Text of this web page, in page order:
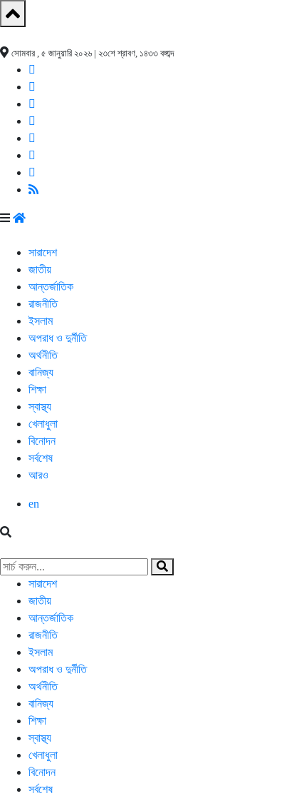
সোমবার , ৫ জানুয়ারি ২০২৬ | ২৩শে শ্রাবণ, ১৪৩৩ বঙ্গাব্দ
সারাদেশ
জাতীয়
আন্তর্জাতিক
রাজনীতি
ইসলাম
অপরাধ ও দুর্নীতি
অর্থনীতি
বানিজ্য
শিক্ষা
স্বাস্থ্য
খেলাধুলা
বিনোদন
সর্বশেষ
আরও
en
সারাদেশ
জাতীয়
আন্তর্জাতিক
রাজনীতি
ইসলাম
অপরাধ ও দুর্নীতি
অর্থনীতি
বানিজ্য
শিক্ষা
স্বাস্থ্য
খেলাধুলা
বিনোদন
সর্বশেষ